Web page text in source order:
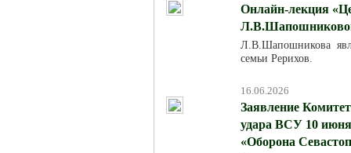
Онлайн-лекция
Л.В.Шапошникова
семьи Рерихов.
16.06.2026
Заявление
удара ВСУ 10
«Оборона